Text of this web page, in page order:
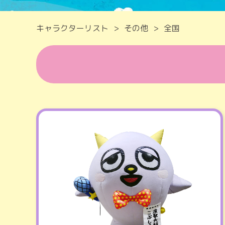
キャラクターリスト その他 全国